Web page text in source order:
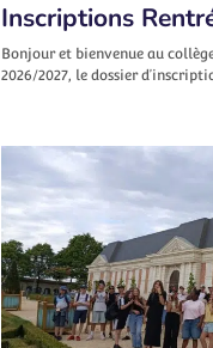
Inscriptions
Bonjour et bienvenue au
2026/2027, le dossier